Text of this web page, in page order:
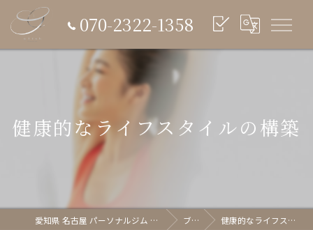
070-2322-1358
健康的なライフスタイルの構築
愛知県 名古屋 パーソナルジム glish《グリッシュ》 ブログ 健康的なライフスタイルの構築